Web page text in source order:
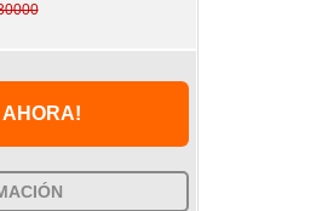
AHORA!